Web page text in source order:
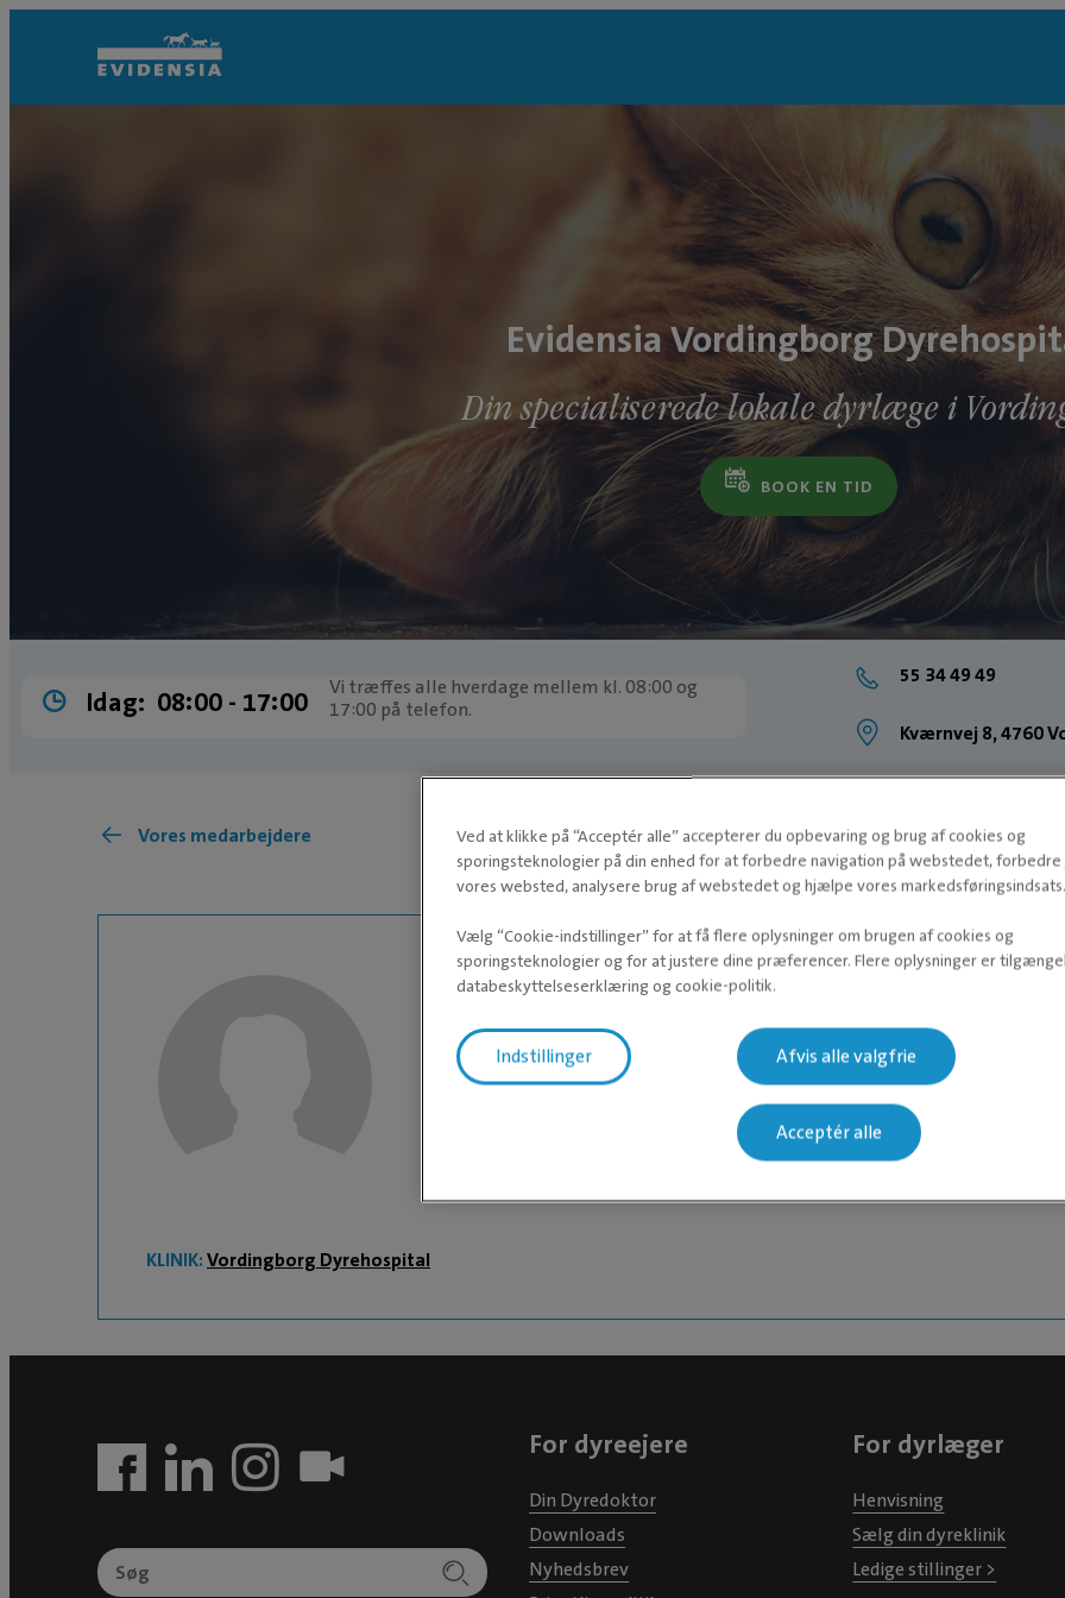
Evidensia Vordingborg
Din specialiserede lokale dyrlæge i
BOOK EN TID
Idag: 08:00 ­- 17:00
Vi træffes alle hverdage mellem kl. 08:00 og
17:00 på telefon.
55 34 49 49
Kværnvej 8, 4760
Vores medarbejdere
KLINIKASSISTENT
Katrine
KLINIK:Vordingborg Dyrehospital
For dyreejere
Din Dyredoktor
Downloads
Nyhedsbrev
For dyrlæger
Henvisning
Sælg din dyreklinik
Ledige stillinger >
Ved at klikke på “Acceptér alle” accepterer du opbevaring og brug af cookies og
sporingsteknologier på din enhed for at forbedre navigation på webstedet,
vores websted, analysere brug af webstedet og hjælpe vores markedsføringsindsats.
Vælg “Cookie-indstillinger” for at få flere oplysninger om brugen af cookies og
sporingsteknologier og for at justere dine præferencer. Flere oplysninger er
databeskyttelseserklæring og cookie-politik.
Indstillinger Afvis alle valgfrie
Acceptér alle